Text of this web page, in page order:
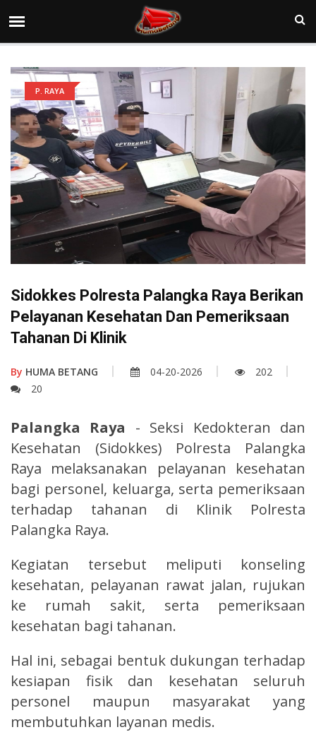
P. RAYA
Sidokkes Polresta Palangka Raya Berikan
Pelayanan Kesehatan Dan Pemeriksaan
Tahanan Di Klinik
By HUMA BETANG 04-20-2026
202
20
Palangka Raya - Seksi Kedokteran dan
Kesehatan (Sidokkes) Polresta Palangka
Raya melaksanakan pelayanan kesehatan
bagi personel, keluarga, serta pemeriksaan
terhadap tahanan di Klinik Polresta
Palangka Raya.
Kegiatan tersebut meliputi konseling
kesehatan, pelayanan rawat jalan, rujukan
ke rumah sakit, serta pemeriksaan
kesehatan bagi tahanan.
Hal ini, sebagai bentuk dukungan terhadap
kesiapan fisik dan kesehatan seluruh
personel maupun masyarakat yang
membutuhkan layanan medis.